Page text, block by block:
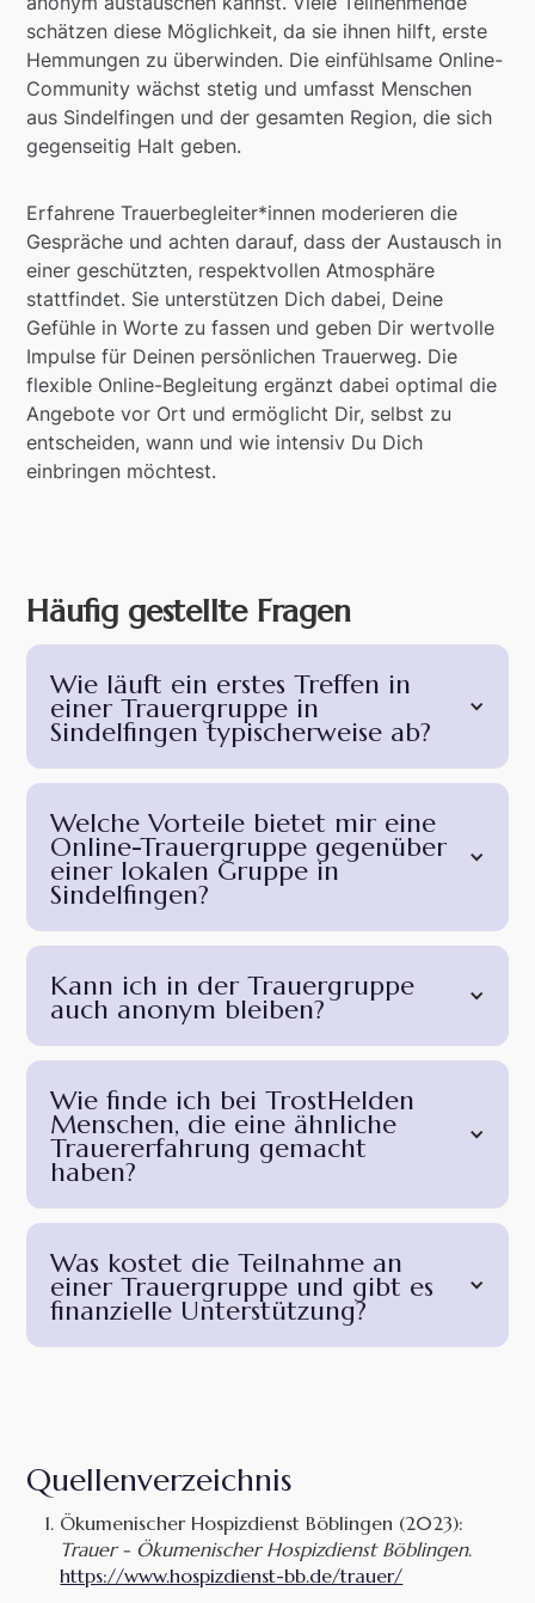
schätzen diese Möglichkeit, da sie ihnen hilft, erste
Hemmungen zu überwinden. Die einfühlsame Online-
Community wächst stetig und umfasst Menschen
aus Sindelfingen und der gesamten Region, die sich
gegenseitig Halt geben.
Erfahrene Trauerbegleiter*innen moderieren die
Gespräche und achten darauf, dass der Austausch in
einer geschützten, respektvollen Atmosphäre
stattfindet. Sie unterstützen Dich dabei, Deine
Gefühle in Worte zu fassen und geben Dir wertvolle
Impulse für Deinen persönlichen Trauerweg. Die
flexible Online-Begleitung ergänzt dabei optimal die
Angebote vor Ort und ermöglicht Dir, selbst zu
entscheiden, wann und wie intensiv Du Dich
einbringen möchtest.
Häufig gestellte Fragen
Wie läuft ein erstes Treffen in
einer Trauergruppe in
Sindelfingen typischerweise ab?
Welche Vorteile bietet mir eine
Online-Trauergruppe gegenüber
einer lokalen Gruppe in
Sindelfingen?
Kann ich in der Trauergruppe
auch anonym bleiben?
Wie finde ich bei TrostHelden
Menschen, die eine ähnliche
Trauererfahrung gemacht
haben?
Was kostet die Teilnahme an
einer Trauergruppe und gibt es
finanzielle Unterstützung?
Quellenverzeichnis
Ökumenischer Hospizdienst Böblingen (2023):
Trauer - Ökumenischer Hospizdienst Böblingen.
https://www.hospizdienst-bb.de/trauer/